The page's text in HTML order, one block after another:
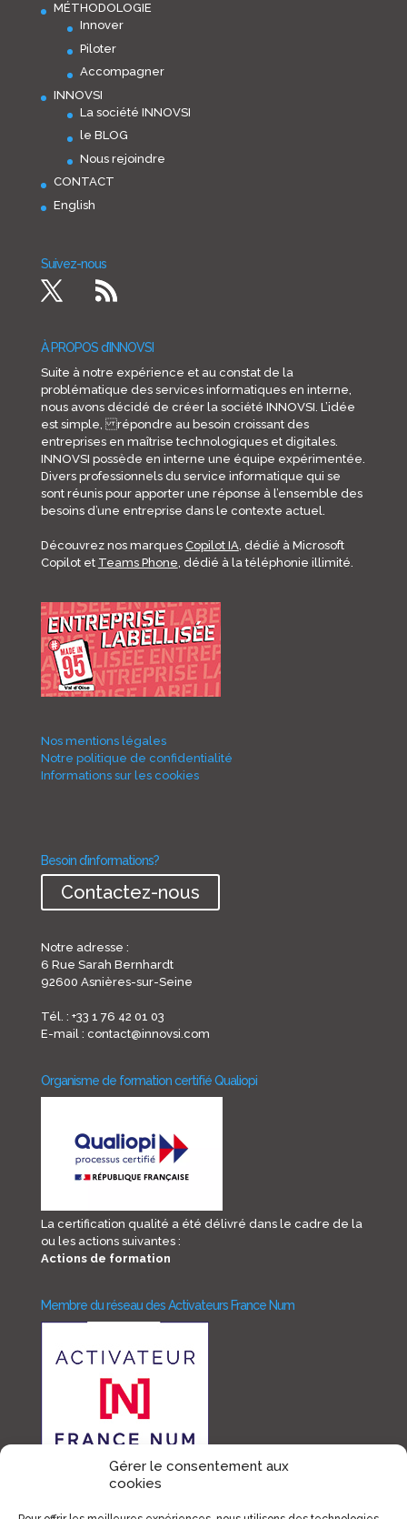
Gérer le consentement aux
cookies
MÉTHODOLOGIE
Innover
Piloter
Accompagner
INNOVSI
La société INNOVSI
le BLOG
Nous rejoindre
CONTACT
English
Suivez-nous
À PROPOS d’INNOVSI
Suite à notre expérience et au constat de la
problématique des services informatiques en interne,
nous avons décidé de créer la société INNOVSI. L’idée
est simple, répondre au besoin croissant des
entreprises en maîtrise technologiques et digitales.
INNOVSI possède en interne une équipe expérimentée.
Divers professionnels du service informatique qui se
sont réunis pour apporter une réponse à l’ensemble des
besoins d’une entreprise dans le contexte actuel.
Découvrez nos marques Copilot IA, dédié à Microsoft
Copilot et Teams Phone, dédié à la téléphonie illimité.
Nos mentions légales
Notre politique de confidentialité
Informations sur les cookies
Besoin d’informations?
Contactez-nous
Notre adresse :
6 Rue Sarah Bernhardt
92600 Asnières-sur-Seine
Tél. : +33 1 76 42 01 03
E-mail : contact@innovsi.com
Organisme de formation certifié Qualiopi
La certification qualité a été délivré dans le cadre de la
ou les actions suivantes :
Actions de formation
Membre du réseau des Activateurs France Num